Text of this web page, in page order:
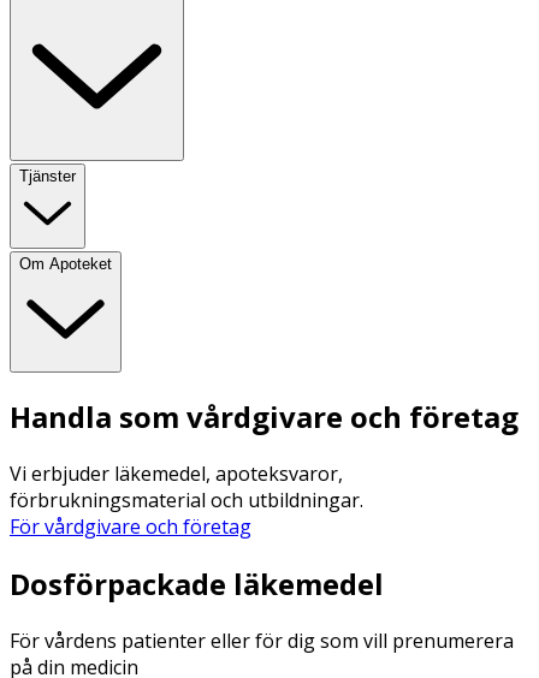
Tjänster
Om Apoteket
Handla som vårdgivare och företag
Vi erbjuder läkemedel, apoteksvaror,
förbrukningsmaterial och utbildningar.
För vårdgivare och företag
Dosförpackade läkemedel
För vårdens patienter eller för dig som vill prenumerera
på din medicin